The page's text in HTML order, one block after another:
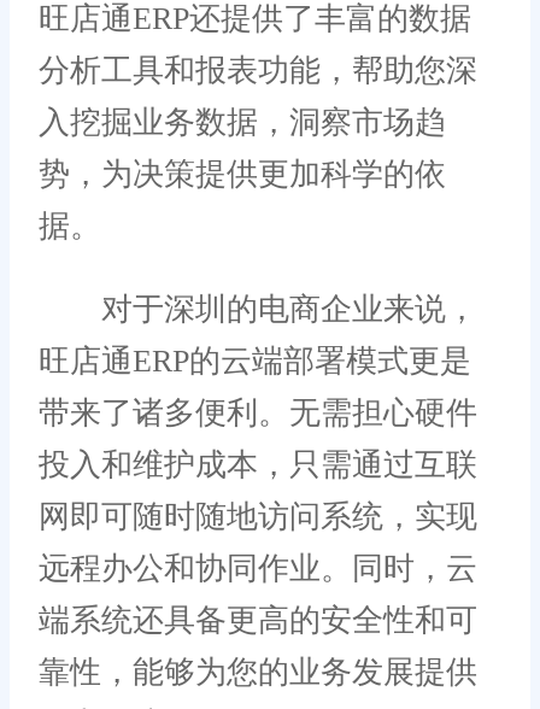
旺店通ERP还提供了丰富的数据
分析工具和报表功能，帮助您深
入挖掘业务数据，洞察市场趋
势，为决策提供更加科学的依
据。
对于深圳的电商企业来说，
旺店通ERP的云端部署模式更是
带来了诸多便利。无需担心硬件
投入和维护成本，只需通过互联
网即可随时随地访问系统，实现
远程办公和协同作业。同时，云
端系统还具备更高的安全性和可
靠性，能够为您的业务发展提供